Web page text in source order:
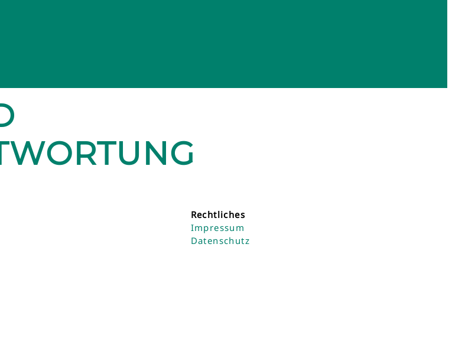
Rechtliches
Impressum
Datenschutz